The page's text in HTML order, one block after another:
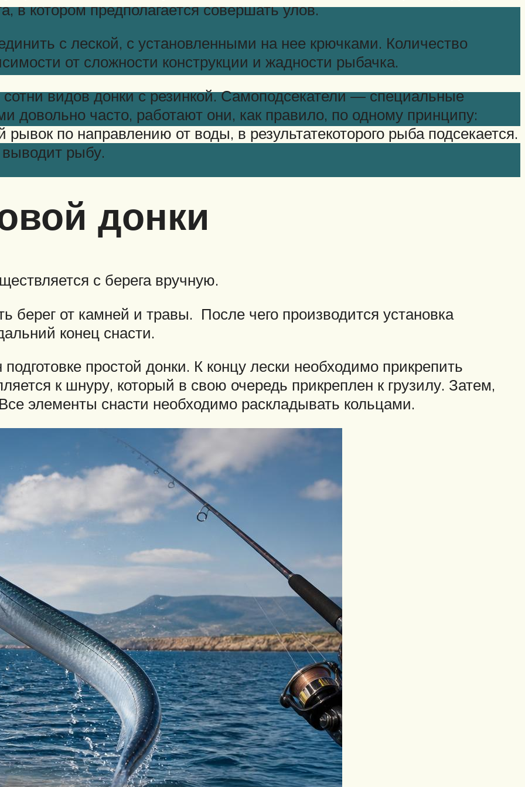
в котором предполагается совершать улов.
с леской, с установленными на нее крючками. Количество
от сложности конструкции и жадности рыбачка.
видов донки с резинкой. Самоподсекатели — специальные
довольно часто, работают они, как правило, по одному принципу:
по направлению от воды, в результатекоторого рыба подсекается.
рыбу.
донки
с берега вручную.
берег от камней и травы. После чего производится установка
конец снасти.
простой донки. К концу лески необходимо прикрепить
к шнуру, который в свою очередь прикреплен к грузилу. Затем,
элементы снасти необходимо раскладывать кольцами.